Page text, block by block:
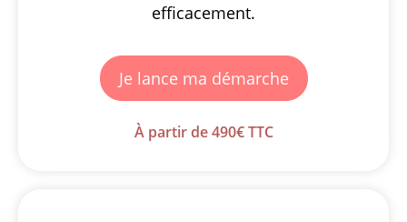
efficacement.
Je lance ma démarche
À partir de 490€ TTC